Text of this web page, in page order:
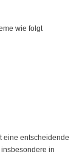
wie folgt
eine entscheidende
in